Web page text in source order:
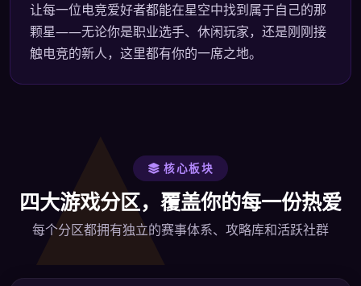
让每一位电竞爱好者都能在星空中找到属于自己的那
颗星——无论你是职业选手、休闲玩家，还是刚刚接
触电竞的新人，这里都有你的一席之地。
核心板块
四大游戏分区，覆盖你的每一份热爱
每个分区都拥有独立的赛事体系、攻略库和活跃社群